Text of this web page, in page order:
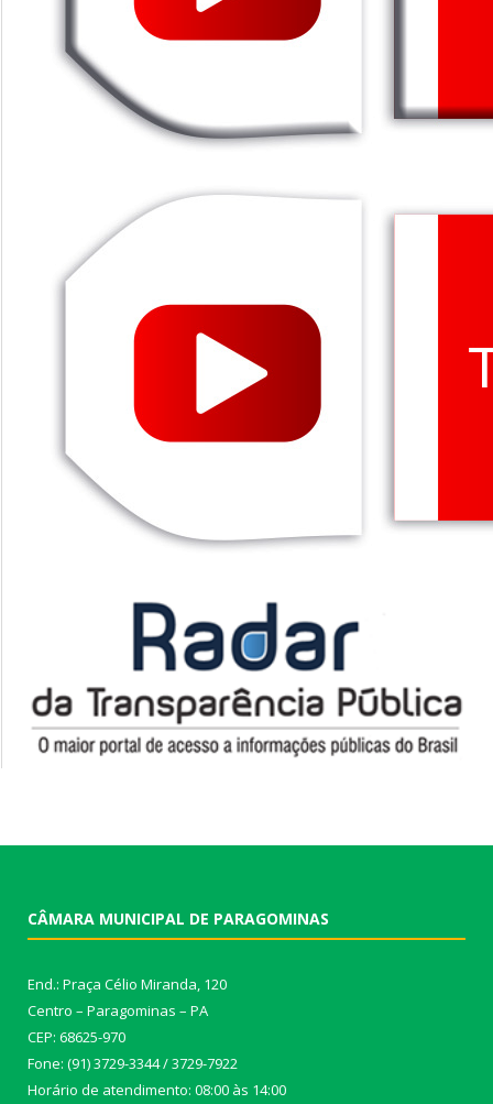
CÂMARA MUNICIPAL DE PARAGOMINAS
End.: Praça Célio Miranda, 120
Centro – Paragominas – PA
CEP: 68625-970
Fone: (91) 3729-3344 / 3729-7922
Horário de atendimento: 08:00 às 14:00